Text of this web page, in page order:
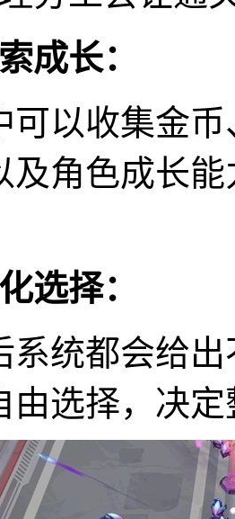
成长：
可以收集金
及角色成长
选择：
系统都会给
由选择，决